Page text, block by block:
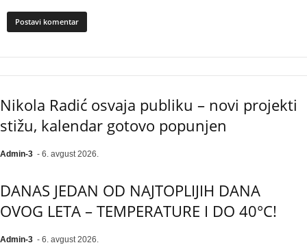
Nikola Radić osvaja publiku – novi projekti
stižu, kalendar gotovo popunjen
Admin-3 - 6. avgust 2026.
DANAS JEDAN OD NAJTOPLIJIH DANA
OVOG LETA – TEMPERATURE I DO 40°C!
Admin-3 - 6. avgust 2026.